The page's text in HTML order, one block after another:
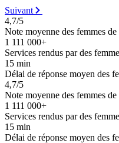
Suivant
4,7/5
Note moyenne des femmes
1 111 000+
Services rendus par des
15 min
Délai de réponse moyen des
4,7/5
Note moyenne des femmes
1 111 000+
Services rendus par des
15 min
Délai de réponse moyen des